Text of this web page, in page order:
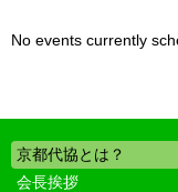
No events currently
京都代協とは？
会長挨拶